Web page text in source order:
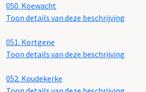
050. Koewacht
Toon details van deze beschrijving
051. Kortgene
Toon details van deze beschrijving
052. Koudekerke